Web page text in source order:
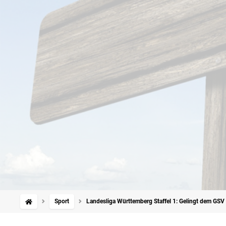
Sport Landesliga Württemberg Staffel 1: Gelingt dem